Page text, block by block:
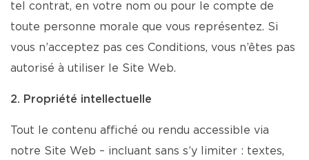
tel contrat, en votre nom ou pour le compte de
toute personne morale que vous représentez. Si
vous n’acceptez pas ces Conditions, vous n’êtes pas
autorisé à utiliser le Site Web.
2. Propriété intellectuelle
Tout le contenu affiché ou rendu accessible via
notre Site Web – incluant sans s’y limiter : textes,